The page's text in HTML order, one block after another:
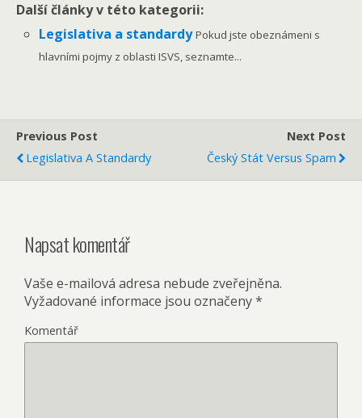
Další články v této kategorii:
Legislativa a standardyPokud jste obeznámeni s
hlavními pojmy z oblasti ISVS, seznamte...
Previous Post
Legislativa A Standardy
Next Post
Český Stát Versus Spam
Napsat komentář
Vaše e-mailová adresa nebude zveřejněna.
Vyžadované informace jsou označeny*
Komentář